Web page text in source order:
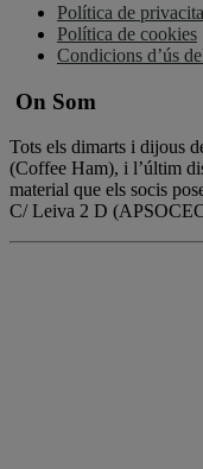
Política de
Política de cookies
Condicions d’ús
On Som
Tots els dimarts i dijous
(Coffee Ham), i l’últim
material que els socis
C/ Leiva 2 D